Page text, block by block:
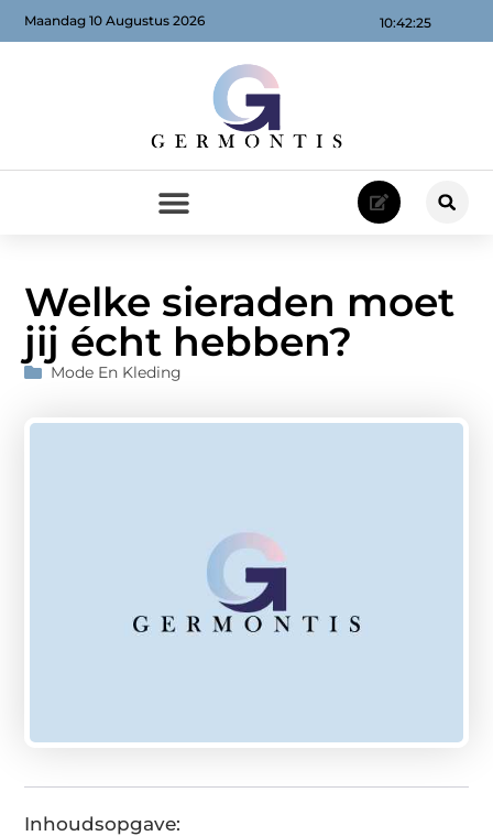
10:42:26
Maandag 10 Augustus 2026
Welke sieraden moet
jij écht hebben?
Mode En Kleding
Inhoudsopgave: